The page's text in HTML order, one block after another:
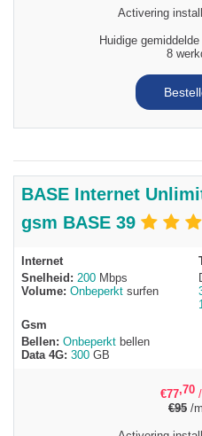
Activering
Huidige
8
BASE Internet
gsm BASE 39
Internet
Snelheid: 200 Mbps
Volume: Onbeperkt surfen
Gsm
Bellen: Onbeperkt bellen
Data 4G: 300 GB
€77,70
€95 /